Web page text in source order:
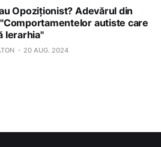
Opoziționist? Adevărul din
autiste care
Ierarhia"
20 AUG. 2024